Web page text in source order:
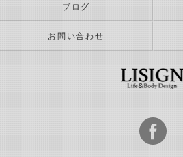
ブログ
お問い合わせ